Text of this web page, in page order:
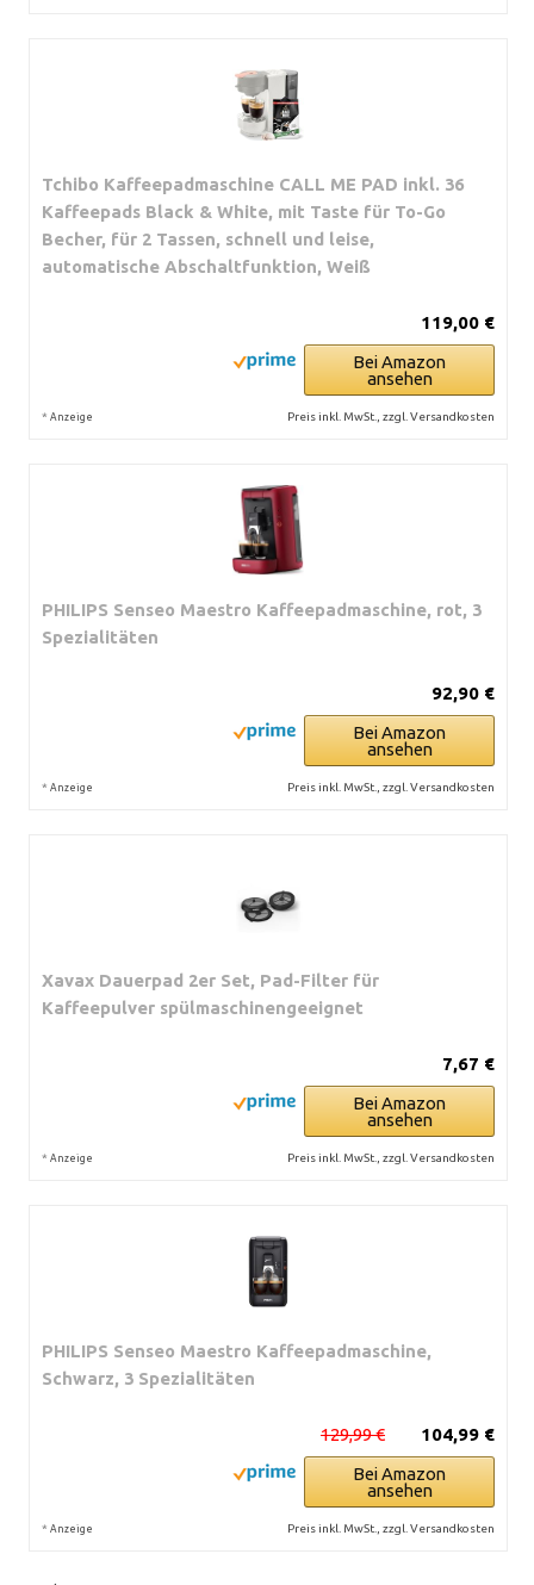
Tchibo Kaffeepadmaschine CALL ME PAD inkl. 36
Kaffeepads Black & White, mit Taste für To-Go
Becher, für 2 Tassen, schnell und leise,
automatische Abschaltfunktion, Weiß
119,00 €
Bei Amazon
ansehen
* Anzeige Preis inkl. MwSt., zzgl. Versandkosten
PHILIPS Senseo Maestro Kaffeepadmaschine, rot, 3
Spezialitäten
92,90 €
Bei Amazon
ansehen
* Anzeige Preis inkl. MwSt., zzgl. Versandkosten
Xavax Dauerpad 2er Set, Pad-Filter für
Kaffeepulver spülmaschinengeeignet
7,67 €
Bei Amazon
ansehen
* Anzeige Preis inkl. MwSt., zzgl. Versandkosten
PHILIPS Senseo Maestro Kaffeepadmaschine,
Schwarz, 3 Spezialitäten
104,99 €
129,99 €
Bei Amazon
ansehen
* Anzeige Preis inkl. MwSt., zzgl. Versandkosten